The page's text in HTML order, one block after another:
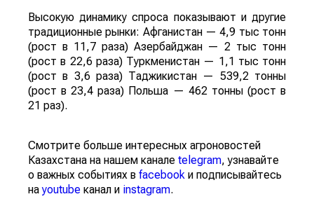
Высокую динамику спроса показывают и другие
традиционные рынки: Афганистан — 4,9 тыс тонн
(рост в 11,7 раза) Азербайджан — 2 тыс тонн
(рост в 22,6 раза) Туркменистан — 1,1 тыс тонн
(рост в 3,6 раза) Таджикистан — 539,2 тонны
(рост в 23,4 раза) Польша — 462 тонны (рост в
21 раз).
Смотрите больше интересных агроновостей
Казахстана на нашем канале telegram, узнавайте
о важных событиях в facebook и подписывайтесь
наyoutube канал и instagram.